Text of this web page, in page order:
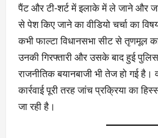
पैंट और टी-शर्ट में इलाके में ले जाने और
से पेश किए जाने का वीडियो चर्चा का
कभी फाल्टा विधानसभा सीट से तृणमूल
उनकी गिरफ्तारी और उसके बाद हुई
राजनीतिक बयानबाजी भी तेज हो गई
कार्रवाई पूरी तरह जांच प्रक्रिया का
जा रही है।